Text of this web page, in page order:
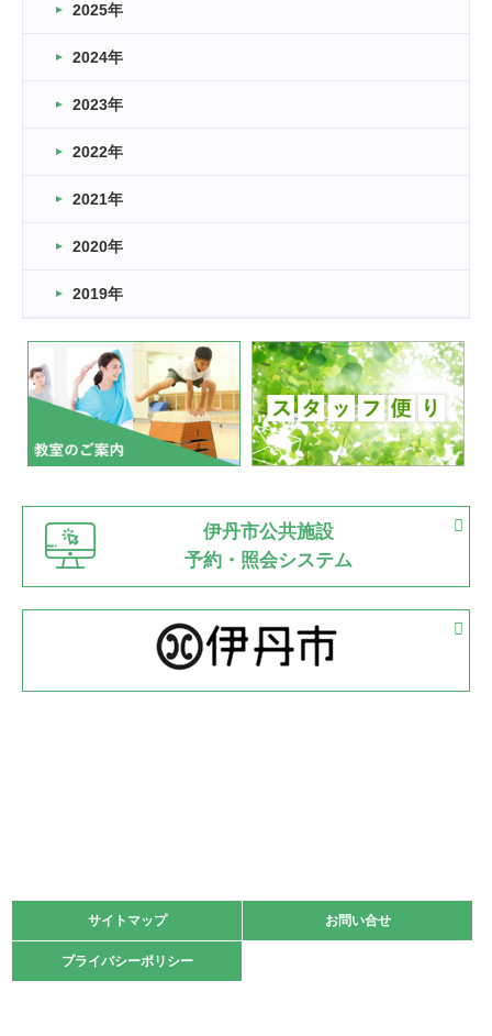
車いすバスケとRくんのお話
2026.03.14
卒業・卒園の季節★
2026.03.11
緑ケ丘体育館
2022.11.03
緑ケ丘体育館
いたっぼーる大会☆彡
緑ケ丘体育館
2022.07.03
市内総合体育大会が開始
緑ケ丘体育館 猪名川運動広場
古池運動広場
2022.06.12
県知事杯争奪バレーボール大会が開催
2022.05.05
体育協会長杯 バドミントン競技の部
2022.05.22
緑ケ丘体育館
2021.10.23
卓球選手権大会ラージボールの部開催☆
2025年
2024年
2023年
2022年
2021年
2020年
2019年
伊丹市公共施設
予約・照会システム
サイトマップ お問い合せ
プライバシーポリシー
サイトマップ お問い合せ
プライバシーポリシー